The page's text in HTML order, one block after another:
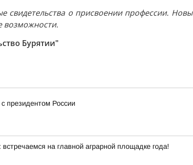
свидетельства о присвоении профессии.
возможности.
Бурятии"
президентом России
на главной аграрной площадке года!